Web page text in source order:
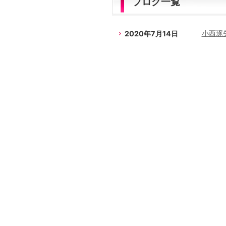
2020年7月14日 小西琢